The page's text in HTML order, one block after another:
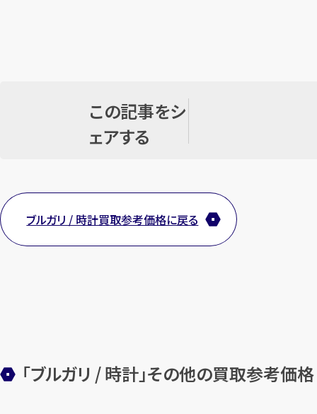
この記事をシ
ェアする
ブルガリ / 時計買取参考価格に戻る
「ブルガリ / 時計」その他の買取参考価格